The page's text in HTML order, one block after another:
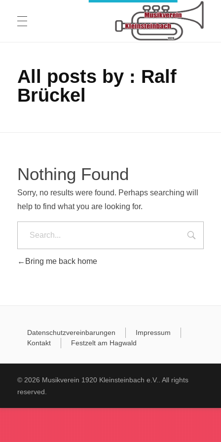
UNSER VEREIN
Vorstand
Kartenvorverkauf 2026
Chronik & Festschrift 2020
MUSIKVEREIN AUF TOUR
Neuigkeiten
GALERIE
DOWNLOAD
All posts by : Ralf
Brückel
Nothing Found
Sorry, no results were found. Perhaps searching will
help to find what you are looking for.
Bring me back home
Datenschutzvereinbarungen
Impressum
Kontakt
Festzelt am Hagwald
© 2026 Musikverein 1920 Kleinsteinbach e.V.. All rights
reserved.